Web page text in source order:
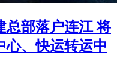
总部落户连江 将
心、快运转运中